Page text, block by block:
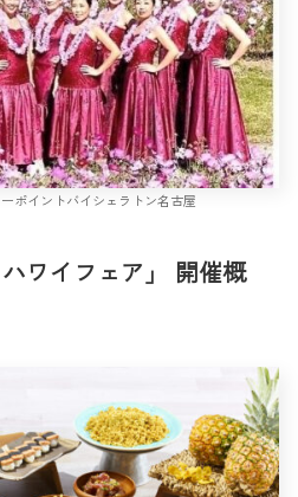
ポイントバイシェラトン名古屋
ハワイフェア」 開催概